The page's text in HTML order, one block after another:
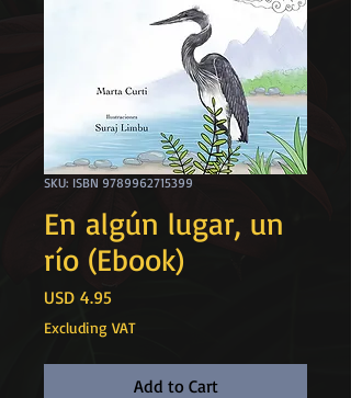
SKU: ISBN 9789962715399
En algún lugar, un
río (Ebook)
USD 4.95Price
Excluding VAT
Add to Cart